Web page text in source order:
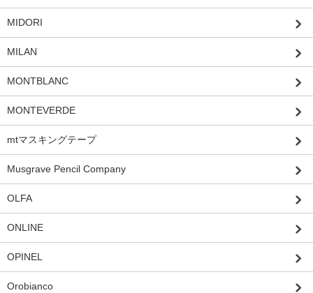
MIDORI
MILAN
MONTBLANC
MONTEVERDE
mtマスキングテープ
Musgrave Pencil Company
OLFA
ONLINE
OPINEL
Orobianco